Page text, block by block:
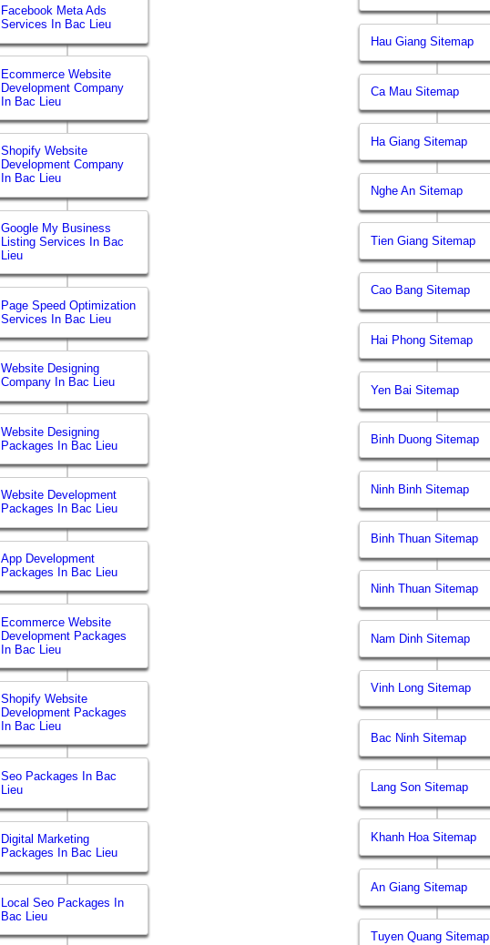
Facebook Meta Ads
Services In Bac Lieu
Ecommerce Website
Development Company
In Bac Lieu
Shopify Website
Development Company
In Bac Lieu
Google My Business
Listing Services In Bac
Lieu
Page Speed Optimization
Services In Bac Lieu
Website Designing
Company In Bac Lieu
Website Designing
Packages In Bac Lieu
Website Development
Packages In Bac Lieu
App Development
Packages In Bac Lieu
Ecommerce Website
Development Packages
In Bac Lieu
Shopify Website
Development Packages
In Bac Lieu
Seo Packages In Bac
Lieu
Digital Marketing
Packages In Bac Lieu
Local Seo Packages In
Bac Lieu
Hau Giang Sitemap
Ca Mau Sitemap
Ha Giang Sitemap
Nghe An Sitemap
Tien Giang Sitemap
Cao Bang Sitemap
Hai Phong Sitemap
Yen Bai Sitemap
Binh Duong Sitemap
Ninh Binh Sitemap
Binh Thuan Sitemap
Ninh Thuan Sitemap
Nam Dinh Sitemap
Vinh Long Sitemap
Bac Ninh Sitemap
Lang Son Sitemap
Khanh Hoa Sitemap
An Giang Sitemap
Tuyen Quang Sitemap